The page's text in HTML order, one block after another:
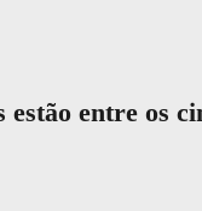
entre os